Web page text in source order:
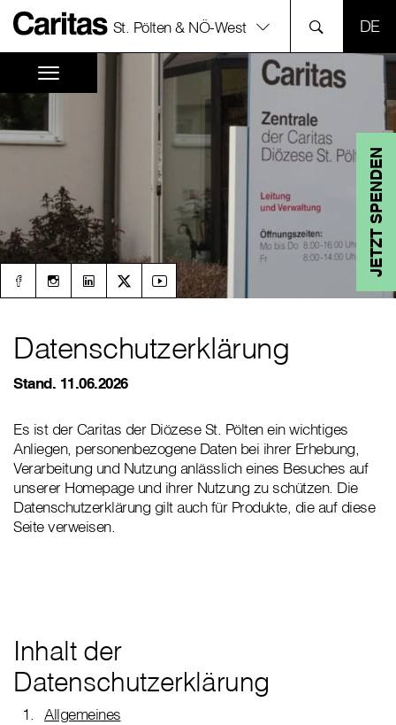
St. Pölten & NÖ-West
JETZT SPENDEN
Datenschutzerklärung
Stand. 11.06.2026
Es ist der Caritas der Diözese St. Pölten ein wichtiges
Anliegen, personenbezogene Daten bei ihrer Erhebung,
Verarbeitung und Nutzung anlässlich eines Besuches auf
unserer Homepage und ihrer Nutzung zu schützen. Die
Datenschutzerklärung gilt auch für Produkte, die auf diese
Seite verweisen.
Inhalt der
Datenschutzerklärung
Allgemeines